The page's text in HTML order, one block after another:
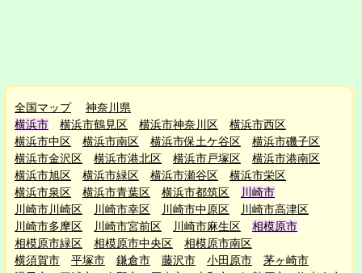
全国マップ
神奈川県
横浜市
横浜市鶴見区 横浜市神奈川区
横浜市西区
横浜市中区
横浜市南区 横浜市保土ケ谷区
横浜市磯子区
横浜市金沢区
横浜市港北区 横浜市戸塚区
横浜市港南区
横浜市旭区
横浜市緑区 横浜市瀬谷区
横浜市栄区
横浜市泉区
横浜市青葉区 横浜市都筑区
川崎市
川崎市川崎区
川崎市幸区 川崎市中原区
川崎市高津区
川崎市多摩区
川崎市宮前区 川崎市麻生区
相模原市
相模原市緑区
相模原市中央区
相模原市南区
横須賀市
平塚市 鎌倉市 藤沢市 小田原市
茅ヶ崎市